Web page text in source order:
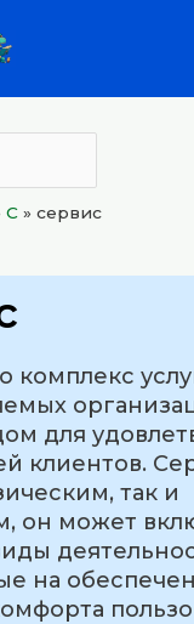
С »сервис
комплекс
для
клиентов.
так и
он может
на